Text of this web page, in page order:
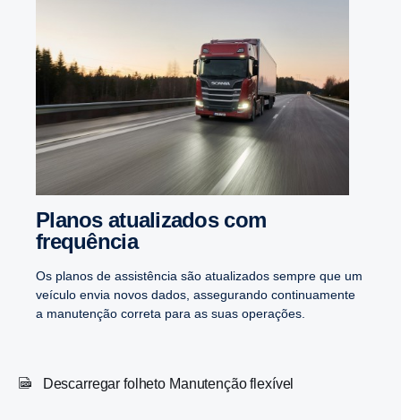
Planos atuali­zados com
frequência
Os planos de assistência são atualizados sempre que um
veículo envia novos dados, assegurando continuamente
a manutenção correta para as suas operações.
Descarregar folheto Manutenção flexível